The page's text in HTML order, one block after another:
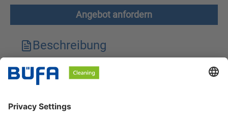
Angebot anfordern
Beschreibung
Technische Merkmale
Sicherheitshinweise